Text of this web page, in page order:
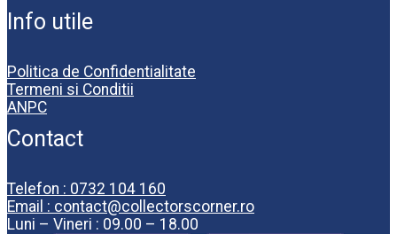
Info utile
Politica de Confidentialitate
Termeni si Conditii
ANPC
Contact
Telefon : 0732 104 160
Email : contact@collectorscorner.ro
Luni – Vineri : 09.00 – 18.00